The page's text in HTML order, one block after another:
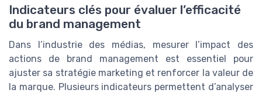
Indicateurs clés pour évaluer l’efficacité
du brand management
Dans l’industrie des médias, mesurer l’impact des
actions de brand management est essentiel pour
ajuster sa stratégie marketing et renforcer la valeur de
la marque. Plusieurs indicateurs permettent d’analyser